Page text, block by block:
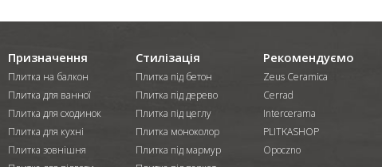
Призначення
Плитка на балкон
Плитка для ванної
Плитка для сходинок
Плитка для кухні
Плитка зовнішня
Стилізація
Плитка під бетон
Плитка під дерево
Плитка під цеглу
Плитка моноколор
Плитка під мармур
Рекомендуємо
Zeus Ceramica
Cerrad
Intercerama
PLITKASHOP
Opoczno